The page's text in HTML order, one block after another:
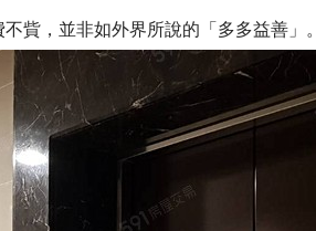
貲，並非如外界所說的「多多益善」。